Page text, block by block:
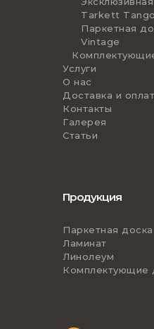
Tarkett
Паркетная
Vintage
Услуги
О нас
Доставка и
Контакты
Галерея
Статьи
Продукция
Паркетная доска
Ламинат
Линолеум
Комплектующие